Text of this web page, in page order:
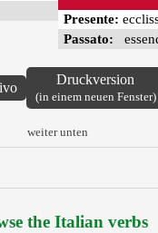
Presente:
Passato:
Druckversion
(in einem neuen Fenster)
weiter unten
the Italian verbs